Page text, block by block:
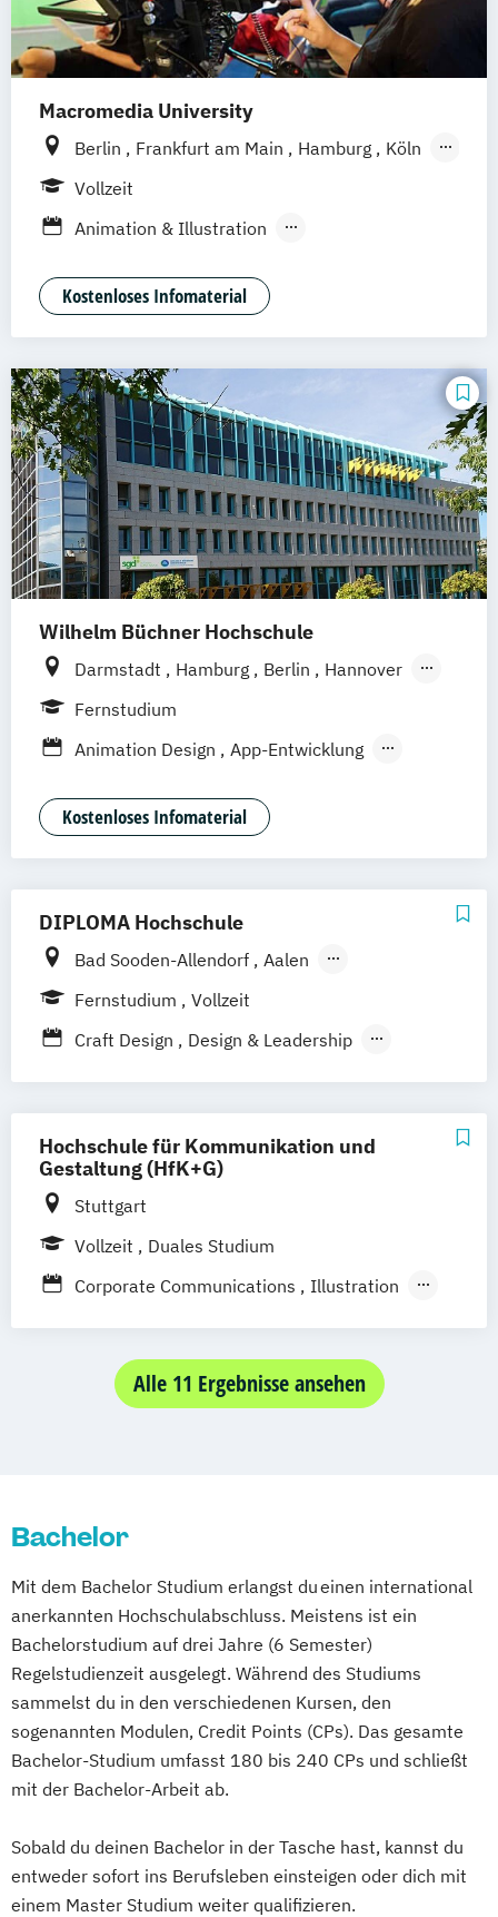
Macromedia University
Berlin Frankfurt am Main Hamburg
Köln
Leipzig
Vollzeit
Animation & Illustration
Design Management (EN)
Digital Music Production
Game Design & Development
Games Management Journalismus
Medien- und Kommunikationsdesign
Medien- und Kommunikationsmanagement
Medien- und Kommunikationsmanagement
(DE/EN)
Medien- und Werbepsychologie
Musikmanagement Sportjournalismus
Kostenloses Infomaterial
Wilhelm Büchner Hochschule
Darmstadt Hamburg Berlin
Hannover
Bonn
Nürnberg
Zürich Rostock Dortmund
Fernstudium
Animation Design
App-Entwicklung
Game Development
Industriedesign
Kommunikationsdesign
Kostenloses Infomaterial
DIPLOMA Hochschule
Bad Sooden-Allendorf
Aalen
Baden-Baden
Berlin
Heilbronn Kassel Leipzig Mannheim
München Bochum Kaiserslautern
Wiesbaden Regenstauf Dresden
Hoyerswerda
Magdeburg Ostfildern
Schwentinental / Kiel
Wuppertal
Online-Campus Heidelberg
Fernstudium
Vollzeit
Craft Design
Design & Leadership
Hochschule für Kommunikation und
Gestaltung (HfK+G)
Stuttgart
Vollzeit
Duales Studium
Corporate Communications
Illustration
Alle 11 Ergebnisse ansehen
Bachelor
Mit dem Bachelor Studium erlangst du einen international
anerkannten Hochschulabschluss. Meistens ist ein
Bachelorstudium auf drei Jahre (6 Semester)
Regelstudienzeit ausgelegt. Während des Studiums
sammelst du in den verschiedenen Kursen, den
sogenannten Modulen, Credit Points (CPs). Das gesamte
Bachelor-Studium umfasst 180 bis 240 CPs und schließt
mit der Bachelor-Arbeit ab.
Sobald du deinen Bachelor in der Tasche hast, kannst du
entweder sofort ins Berufsleben einsteigen oder dich mit
einem Master Studium weiter qualifizieren.